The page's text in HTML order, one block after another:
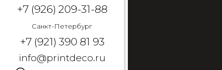
+7 (926) 209-31-88
Санкт-Петербург
+7 (921) 390 81 93
info@printdeco.ru